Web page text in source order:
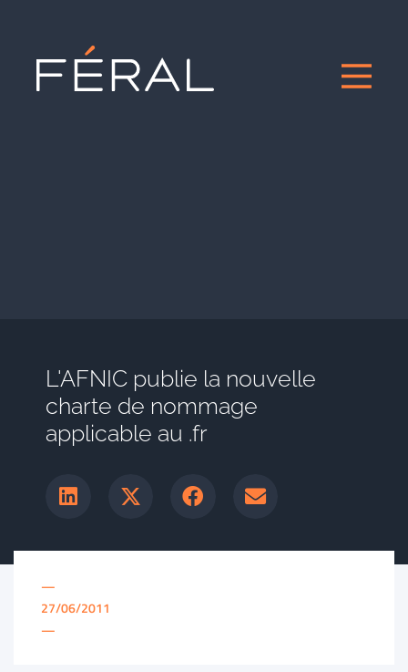
L'AFNIC publie la nouvelle
charte de nommage
applicable au .fr
—
27/06/2011
—